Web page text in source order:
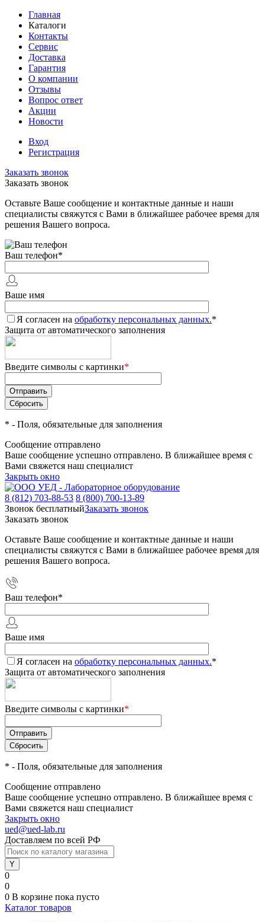
Главная
Каталоги
Контакты
Сервис
Доставка
Гарантия
О компании
Отзывы
Вопрос ответ
Акции
Новости
Вход
Регистрация
Заказать звонок
Заказать звонок
Оставьте Ваше сообщение и контактные данные и наши
специалисты свяжутся с Вами в ближайшее рабочее время для
решения Вашего вопроса.
Ваш телефон*
Ваше имя
Я согласен на обработку персональных данных.*
Защита от автоматического заполнения
Введите символы с картинки*
* - Поля, обязательные для заполнения
Сообщение отправлено
Ваше сообщение успешно отправлено. В ближайшее время с
Вами свяжется наш специалист
Закрыть окно
8 (812) 703-88-53 8 (800) 700-13-89
Звонок бесплатныйЗаказать звонок
Заказать звонок
Оставьте Ваше сообщение и контактные данные и наши
специалисты свяжутся с Вами в ближайшее рабочее время для
решения Вашего вопроса.
Ваш телефон*
Ваше имя
Я согласен на обработку персональных данных.*
Защита от автоматического заполнения
Введите символы с картинки*
* - Поля, обязательные для заполнения
Сообщение отправлено
Ваше сообщение успешно отправлено. В ближайшее время с
Вами свяжется наш специалист
Закрыть окно
ued@ued-lab.ru
Доставляем по всей РФ
0
0
0 В корзине пока пусто
Каталог товаров